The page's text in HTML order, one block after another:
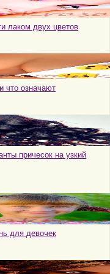
лаком двух цветов
что означают
причесок на узкий
для девочек